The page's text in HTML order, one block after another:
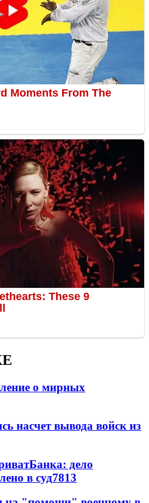
о мирных
насчет вывода войск из
дело
в суд7813